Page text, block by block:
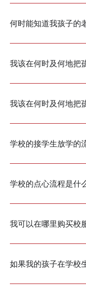
何时能知道我孩子的
我该在何时及何地把
我该在何时及何地把
学校的接学生放学的
学校的点心流程是什
我可以在哪里购买校
如果我的孩子在学校